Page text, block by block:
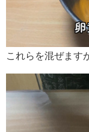
これらを混ぜます